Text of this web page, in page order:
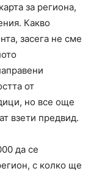
за региона,
Какво
засега не сме
от
но все още
взети предвид.
да се
с колко ще